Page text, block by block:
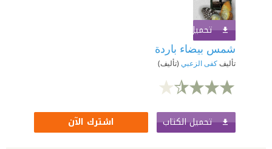
تحميل الكتاب
شمس بيضاء باردة
تأليفكفى الزعبي (تأليف)
تحميل الكتاب اشترك الآن